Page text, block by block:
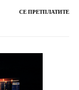
СЕ ПРЕТПЛАТИТЕ